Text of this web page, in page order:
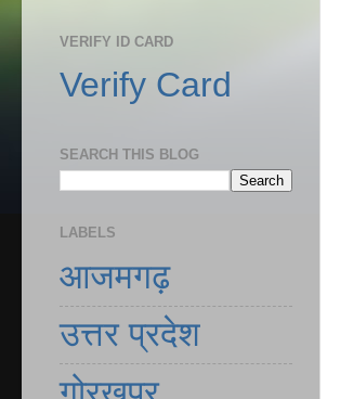
VERIFY ID CARD
Verify Card
SEARCH THIS BLOG
LABELS
आजमगढ़
उत्तर प्रदेश